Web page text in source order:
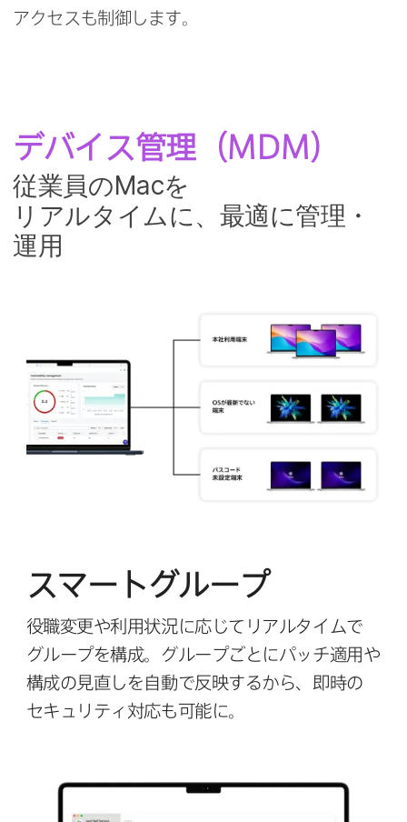
アクセスも​制御します。
デバイス管理​（MDM ）
従業員のMacを​
リアルタイムに、​最適に​管理・
運用
スマートグループ
役職変更や​利用状況に​応じて​リアルタイムで​
グループを​構成。​グループごとに​パッチ適用や​
構成の​見直しを​自動で​反映するから、​即時の​
セキュリティ対応も​可能に。